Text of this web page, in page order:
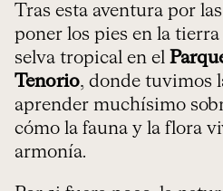
Tras esta aventura por
poner los pies en la
selva tropical en el
Tenorio, donde tuvimos
aprender muchísimo
cómo la fauna y la flora
armonía.